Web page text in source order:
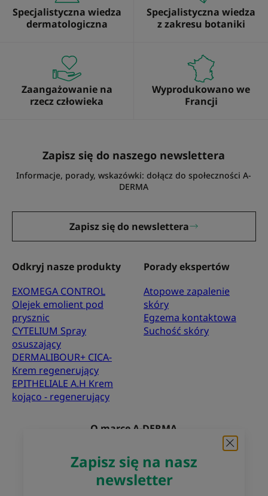
Zapisz się na nasz
newsletter
Specjalistyczna wiedza
dermatologiczna
Specjalistyczna wiedza
z zakresu botaniki
Zaangażowanie na
rzecz człowieka
Wyprodukowano we
Francji
Zapisz się do naszego newslettera
Informacje, porady, wskazówki: dołącz do społeczności A-
DERMA
Zapisz się do newslettera
Odkryj nasze produkty
EXOMEGA CONTROL
Olejek emolient pod
prysznic
CYTELIUM Spray
osuszający
DERMALIBOUR+ CICA-
Krem regenerujący
EPITHELIALE A.H Krem
kojąco - regenerujący
Porady ekspertów
Atopowe zapalenie
skóry
Egzema kontaktowa
Suchość skóry
O marce A-DERMA
Najczęściej zadawane pytania